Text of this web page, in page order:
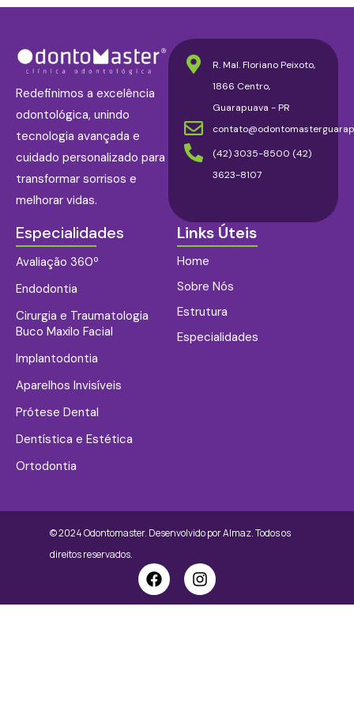
Redefinimos a excelência
odontológica, unindo
tecnologia avançada e
cuidado personalizado para
transformar sorrisos e
melhorar vidas.
R. Mal. Floriano Peixoto,
1866 Centro,
Guarapuava - PR
(42) 3035-8500 (42)
3623-8107
Links Úteis
Home
Sobre Nós
Estrutura
Especialidades
Especialidades
Avaliação 360º
Endodontia
Cirurgia e Traumatologia
Buco Maxilo Facial
Implantodontia
Aparelhos Invisíveis
Prótese Dental
Dentística e Estética
Ortodontia
© 2024 Odontomaster. Desenvolvido porAlmaz.Todos os
direitos reservados.